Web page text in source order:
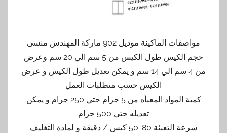
مواصفات الماكينة موديل 902 ماركة المهندس منسى
حجم الكيس طول الكيس من 5 سم الي 20 سم وعرض
من 4 سم الي 14 سم و يمكن تعديل طول الكيس و عرض
الكيس حسب متطلبات العمل
كمية المواد المعبأه من 5 جرام حتي 250 جرام و يمكن
تعديله حتي 500 جرام
سرعة التعبئة 80-50 كيس / دقيقة و لمادة التغليف